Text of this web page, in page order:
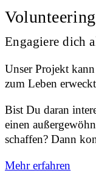
Volunteering
Engagiere dich
Unser Projekt
zum Leben
Bist Du daran
einen
schaffen? Dann
Mehr erfahren